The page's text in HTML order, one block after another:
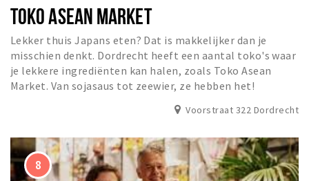
TOKO ASEAN MARKET
Lekker thuis Japans eten? Dat is makkelijker dan je
misschien denkt. Dordrecht heeft een aantal toko's waar
je lekkere ingrediënten kan halen, zoals Toko Asean
Market. Van sojasaus tot zeewier, ze hebben het!
Voorstraat 322 Dordrecht